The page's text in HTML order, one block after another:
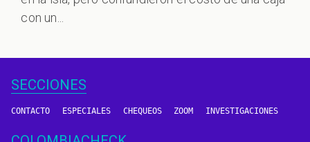
con un...
SECCIONES
CONTACTO ESPECIALES CHEQUEOS ZOOM INVESTIGACIONES